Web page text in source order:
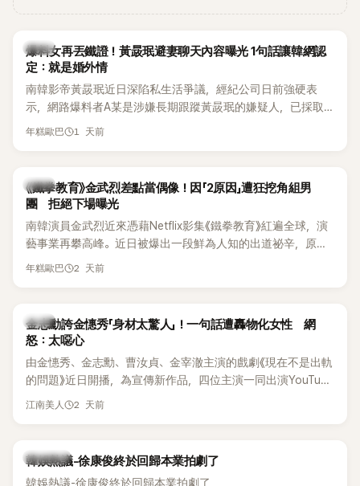
召開了一場泳裝記者招待會。當時她穿著比基尼站在一排攝影
機前，面對媒體擺出各種姿勢，畫面至今仍被網友津津樂道。
這段為平息爭議、直接公開腋下畫面自證清白的往事再度被提
起，節目現場立刻充滿驚呼聲與笑聲，也再次讓人見識到她面
對流言時「豁出去」的直率性格。其實她過去也曾在 SBS 節目
《脫掉鞋子恢單4Men》 中，親自公開那張當年引發話題的「腋下
員身分出道，該團在 2000 年代初期紅極一時，由李智惠、徐
智英兩位女成員，以及張錫炫、Chris Kim 兩位男成員組成。不
過後來爆出長達四年的團內霸凌風波，甚至傳出徐智英母親對
李智惠言語辱罵、動手等爭議，最終團體於 2002 年解散。 團
體解散後，李智惠轉型 solo，靠著綜藝與歌唱實力持續活躍演
藝圈。據悉，她當年能加入 S#arp，也與 李尚敏 的賞識有關。
感情方面，李智惠於 2017 年與圈外男友結婚，婚後育有兩個
目，她經營的 YouTube 頻道也即將突破百萬訂閱，近年內容深
受網友喜愛，再度迎來事業第二春。
韓星
爆料女再丟鐵證！黃晸珉避妻聊天內容曝光 1句話讓韓網認
定：就是婚外情
南韓影帝黃晸珉近日深陷私生活爭議，經紀公司日前強硬表
示，網路爆料者A某是涉嫌長期跟蹤黃晸珉的嫌疑人，已採取
法律行動。不過，A某並未因此停止發聲，5日再度透過社群平
年糕歐巴 1 天前
韓星
《鐵拳教育》金武烈差點當偶像！因「2原因」遭狂挖角組男
團 拒絕下場曝光
南韓演員金武烈近來憑藉Netflix影集《鐵拳教育》紅遍全球，演
藝事業再攀高峰。近日被爆出一段鮮為人知的出道祕辛，原來
他當年差點不是以演員身分出道，而是成為男團偶像的一員。
年糕歐巴 2 天前
韓星
金志勳誇金憓秀「身材太驚人」！一句話遭轟物化女性 網
怒：太噁心
由金憓秀、金志勳、曹汝貞、金宰澈主演的戲劇《現在不是出軌
的問題》近日開播，為宣傳新作品，四位主演一同出演YouTube
節目，不料訪談中的一段發言卻意外掀起爭議。不少網友認
江南美人 2 天前
熱議討論
韓娛熱議-徐康俊終於回歸本業拍劇了
韓娛熱議-徐康俊終於回歸本業拍劇了